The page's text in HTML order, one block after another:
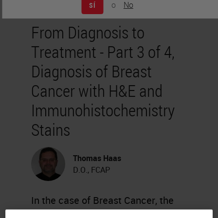
SÍ o No
From Diagnosis to
Treatment - Part 3 of 4,
Diagnosis of Breast
Cancer with H&E and
Immunohistochemistry
Stains
Thomas Haas
D.O., FCAP
In the case of Breast Cancer, the